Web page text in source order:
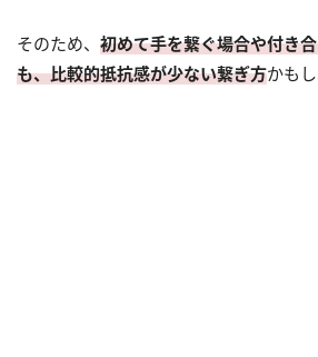
そのため、 初めて手を繋ぐ場合や付き
も、比較的抵抗感が少ない繋ぎ方かもし